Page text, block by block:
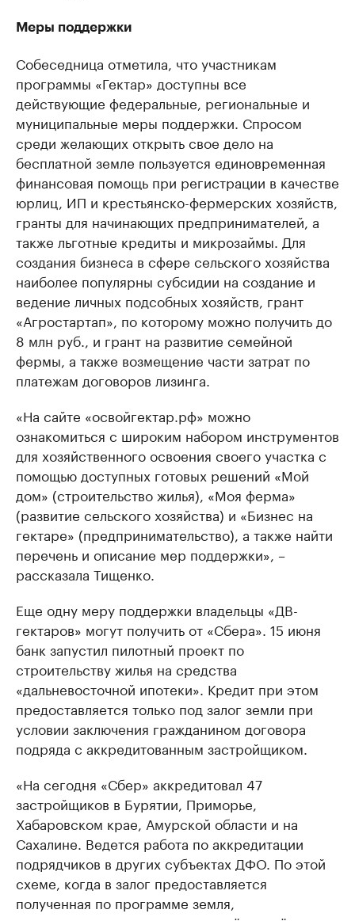
Меры поддержки
Собеседница отметила, что участникам
программы «Гектар» доступны все
действующие федеральные, региональные и
муниципальные меры поддержки. Спросом
среди желающих открыть свое дело на
бесплатной земле пользуется единовременная
финансовая помощь при регистрации в качестве
юрлиц, ИП и крестьянско-фермерских хозяйств,
гранты для начинающих предпринимателей, а
также льготные кредиты и микрозаймы. Для
создания бизнеса в сфере сельского хозяйства
наиболее популярны субсидии на создание и
ведение личных подсобных хозяйств, грант
«Агростартап», по которому можно получить до
8 млн руб., и грант на развитие семейной
фермы, а также возмещение части затрат по
платежам договоров лизинга.
«На сайте «освойгектар.рф» можно
ознакомиться с широким набором инструментов
для хозяйственного освоения своего участка с
помощью доступных готовых решений «Мой
дом» (строительство жилья), «Моя ферма»
(развитие сельского хозяйства) и «Бизнес на
гектаре» (предпринимательство), а также найти
перечень и описание мер поддержки», –
рассказала Тищенко.
Еще одну меру поддержки владельцы «ДВ-
гектаров» могут получить от «Сбера». 15 июня
банк запустил пилотный проект по
строительству жилья на средства
«дальневосточной ипотеки». Кредит при этом
предоставляется только под залог земли при
условии заключения гражданином договора
подряда с аккредитованным застройщиком.
«На сегодня «Сбер» аккредитовал 47
застройщиков в Бурятии, Приморье,
Хабаровском крае, Амурской области и на
Сахалине. Ведется работа по аккредитации
подрядчиков в других субъектах ДФО. По этой
схеме, когда в залог предоставляется
полученная по программе земля,